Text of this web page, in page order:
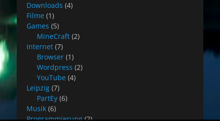
Downloads (4)
Filme (1)
Games (5)
MineCraft (2)
Internet (7)
Browser (1)
Wordpress (2)
YouTube (4)
Leipzig (7)
PartEy (6)
Musik (6)
Programmierung (2)